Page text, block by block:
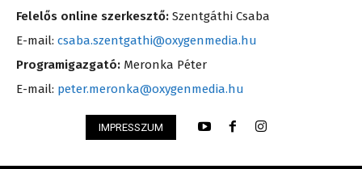
Felelős online szerkesztő: Szentgáthi Csaba
E-mail: csaba.szentgathi@oxygenmedia.hu
Programigazgató: Meronka Péter
E-mail: peter.meronka@oxygenmedia.hu
IMPRESSZUM